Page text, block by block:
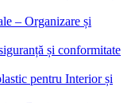
– Organizare și
și conformitate
pentru Interior și